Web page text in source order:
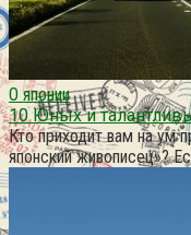
О японии
10 Юных и
Кто приходит вам на ум
японский живописец»?